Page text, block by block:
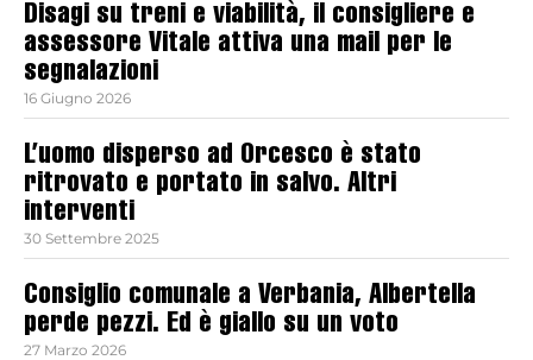
Disagi su treni e viabilità, il consigliere e
assessore Vitale attiva una mail per le
segnalazioni
16 Giugno 2026
L’uomo disperso ad Orcesco è stato
ritrovato e portato in salvo. Altri
interventi
30 Settembre 2025
Consiglio comunale a Verbania, Albertella
perde pezzi. Ed è giallo su un voto
27 Marzo 2026